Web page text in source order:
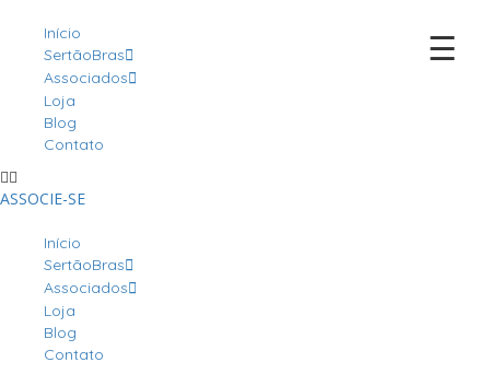
Início
SertãoBras
Associados
Loja
Blog
Contato
ASSOCIE-SE
Início
SertãoBras
Associados
Loja
Blog
Contato
☰